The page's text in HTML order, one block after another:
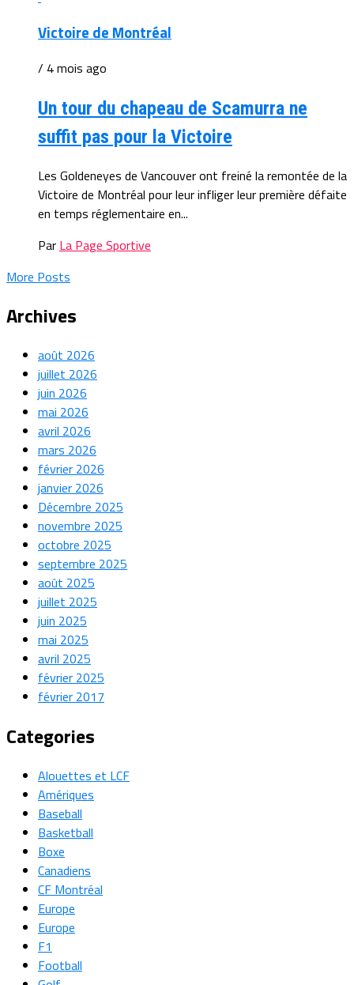
Victoire de Montréal
/ 4 mois ago
Un tour du chapeau de Scamurra ne
suffit pas pour la Victoire
Les Goldeneyes de Vancouver ont freiné la remontée de la
Victoire de Montréal pour leur infliger leur première défaite
en temps réglementaire en...
Par La Page Sportive
More Posts
Archives
août 2026
juillet 2026
juin 2026
mai 2026
avril 2026
mars 2026
février 2026
janvier 2026
Décembre 2025
novembre 2025
octobre 2025
septembre 2025
août 2025
juillet 2025
juin 2025
mai 2025
avril 2025
février 2025
février 2017
Categories
Alouettes et LCF
Amériques
Baseball
Basketball
Boxe
Canadiens
CF Montréal
Europe
Europe
F1
Football